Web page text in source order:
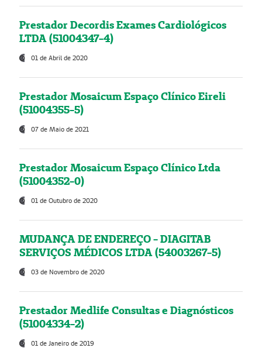
Prestador Decordis Exames Cardiológicos
LTDA (51004347-4)
01 de Abril de 2020
Prestador Mosaicum Espaço Clínico Eireli
(51004355-5)
07 de Maio de 2021
Prestador Mosaicum Espaço Clínico Ltda
(51004352-0)
01 de Outubro de 2020
MUDANÇA DE ENDEREÇO - DIAGITAB
SERVIÇOS MÉDICOS LTDA (54003267-5)
03 de Novembro de 2020
Prestador Medlife Consultas e Diagnósticos
(51004334-2)
01 de Janeiro de 2019